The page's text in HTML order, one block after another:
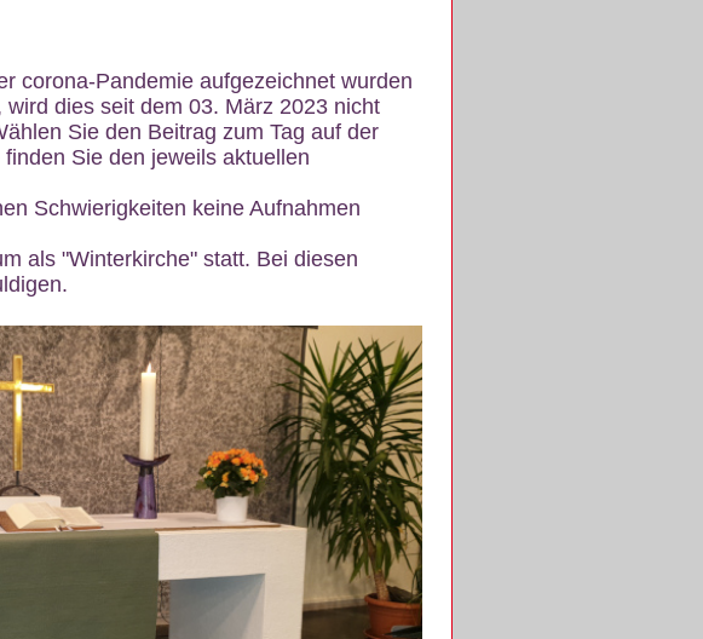
corona-Pandemie aufgezeichnet wurden
dies seit dem 03. März 2023 nicht
Sie den Beitrag zum Tag auf der
Sie den jeweils aktuellen
Schwierigkeiten keine Aufnahmen
als "Winterkirche" statt. Bei diesen